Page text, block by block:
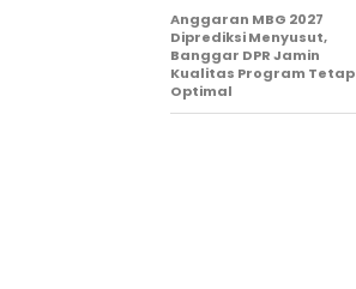
Anggaran MBG 2027
Diprediksi Menyusut,
Banggar DPR Jamin
Kualitas Program Tetap
Optimal